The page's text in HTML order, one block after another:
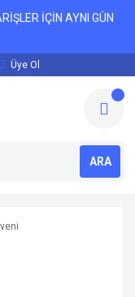
İÇİN AYNI GÜN
Üye Ol
ARA